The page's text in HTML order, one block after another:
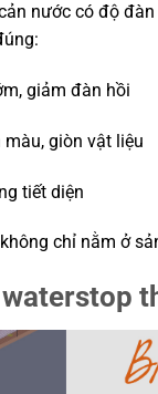
nước có độ
giảm đàn hồi
giòn vật liệu
tiết diện
chỉ nằm ở